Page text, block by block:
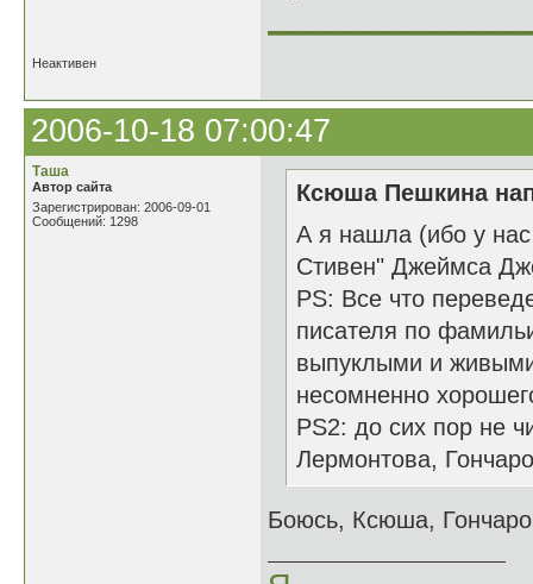
Неактивен
2006-10-18 07:00:47
Таша
Автор сайта
Зарегистрирован: 2006-09-01
Сообщений: 1298
Ксюша Пешкина
А я нашла (ибо у нас
Стивен" Джеймса
PS: Все что
писателя по
выпуклыми и
несомненно
PS2: до сих пор не
Лермонтова,
Боюсь, Ксюша,